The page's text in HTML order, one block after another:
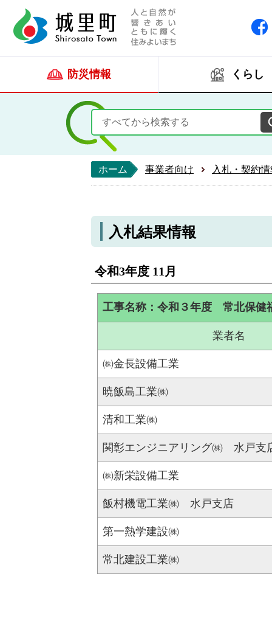
防災情報 くらし
ホーム 事業者向け 入札・契約
入札結果情報
令和3年度 11月
工事名称：令和３年度 常北保健
業者名
㈱金長設備工業
暁飯島工業㈱
清和工業㈱
関彰エンジニアリング㈱ 水戸支
㈱新栄設備工業
飯村機電工業㈱ 水戸支店
第一熱学建設㈱
常北建設工業㈱